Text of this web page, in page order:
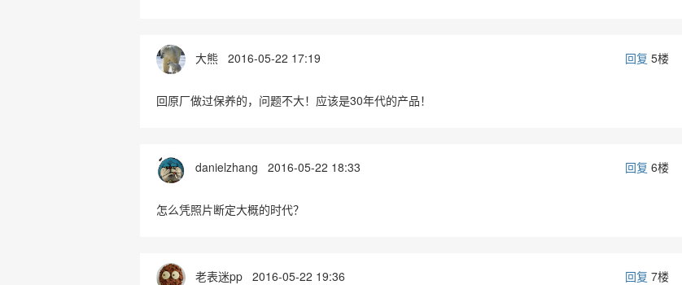
回复 5楼
大熊 2016-05-22 17:19
回原厂做过保养的，问题不大！应该是30年代的产品！
回复 6楼
danielzhang 2016-05-22 18:33
怎么凭照片断定大概的时代？
回复 7楼
老表迷pp 2016-05-22 19:36